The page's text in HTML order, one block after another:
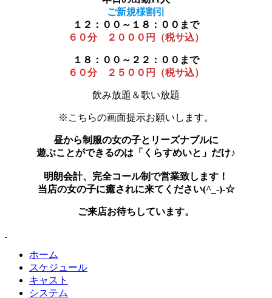
ご新規様割引
１２：００～１８：００まで
６０分 ２０００円（税サ込）
１８：００～２２：００まで
６０分 ２５００円（税サ込）
飲み放題＆歌い放題
※こちらの画面提示お願いします。
昼から制服の女の子とリーズナブルに
遊ぶことができるのは「くらすめいと」だけ♪
明朗会計、完全コール制で営業致します！
当店の女の子に癒されに来てください(^_-)-☆
ご来店お待ちしています。
ホーム
スケジュール
キャスト
システム